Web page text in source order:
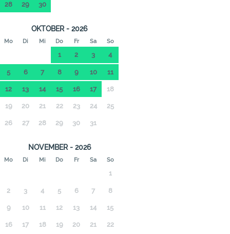
28 29 30
OKTOBER - 2026
Mo Di Mi Do Fr Sa So
1 2 3 4
5 6 7 8 9 10 11
12 13 14 15 16 17 18
19 20 21 22 23 24 25
26 27 28 29 30 31
NOVEMBER - 2026
Mo Di Mi Do Fr Sa So
1
2 3 4 5 6 7 8
9 10 11 12 13 14 15
16 17 18 19 20 21 22